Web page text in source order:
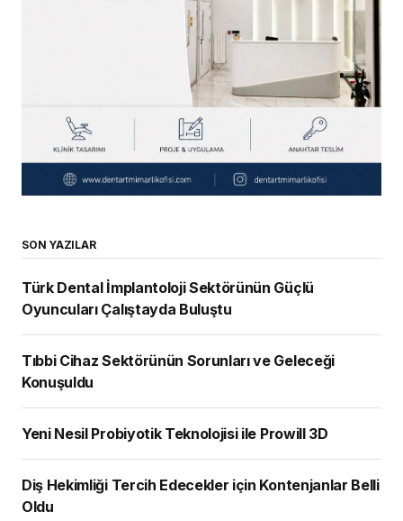
SON YAZILAR
Türk Dental İmplantoloji Sektörünün Güçlü
Oyuncuları Çalıştayda Buluştu
Tıbbi Cihaz Sektörünün Sorunları ve Geleceği
Konuşuldu
Yeni Nesil Probiyotik Teknolojisi ile Prowill 3D
Diş Hekimliği Tercih Edecekler için Kontenjanlar Belli
Oldu